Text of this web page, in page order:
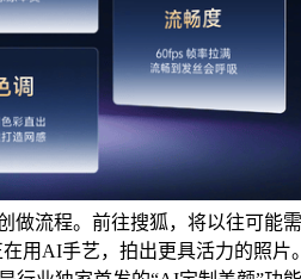
流程。前往搜狐，将以往可能
用AI手艺，拍出更具活力的照